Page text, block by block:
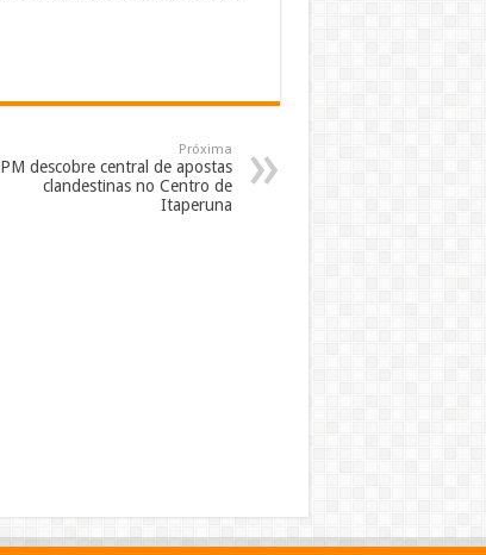
Próxima
PM descobre central de apostas
clandestinas no Centro de
Itaperuna